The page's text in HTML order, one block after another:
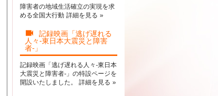
障害者の地域生活確立の実現を求
める全国大行動 詳細を見る »
記録映画「逃げ遅れる
人々-東日本大震災と障害
者-」
記録映画「逃げ遅れる人々-東日本
大震災と障害者-」の特設ページを
開設いたしました。 詳細を見る »